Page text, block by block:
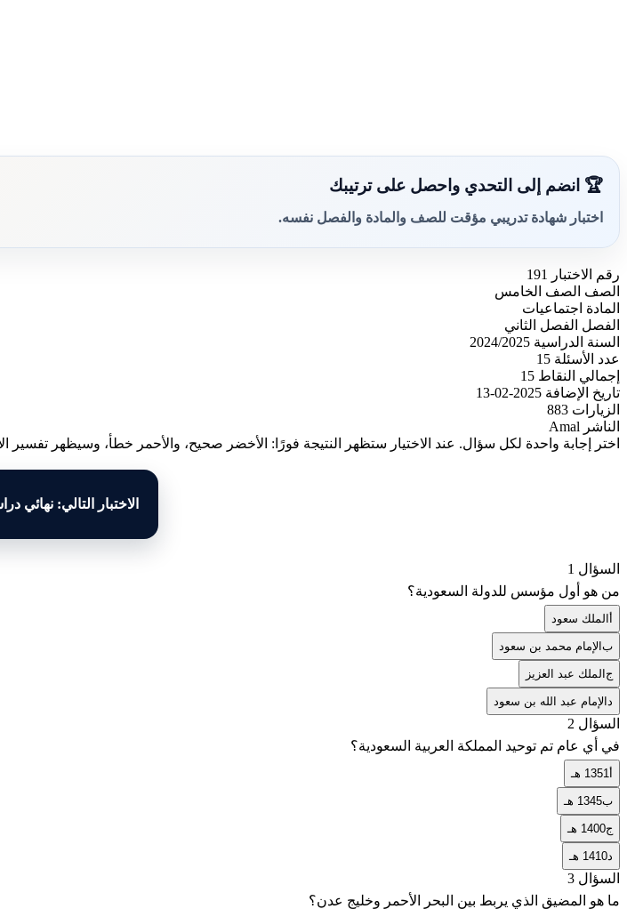
🏆 انضم إلى التحدي واحصل على ترتيبك
اختبار شهادة تدريبي مؤقت للصف والمادة والفصل نفسه.
رقم الاختبار
191
الصف الصف الخامس
المادة اجتماعيات
الفصل الفصل الثاني
السنة الدراسية 2024/2025
عدد الأسئلة 15
إجمالي النقاط 15
تاريخ الإضافة 2025-02-13
الزيارات 883
الناشر Amal
اختر إجابة واحدة لكل سؤال. عند الاختيار ستظهر النتيجة فورًا: الأخضر صحيح، والأحمر خطأ، وسيظهر تفسير
الاختبار التالي: نهائي
السؤال 1
من هو أول مؤسس للدولة السعودية؟
أ الملك سعود
ب الإمام محمد بن سعود
ج الملك عبد العزيز
د الإمام عبد الله بن سعود
السؤال 2
في أي عام تم توحيد المملكة العربية السعودية؟
أ 1351 هـ
ب1345 هـ
ج1400 هـ
د1410 هـ
السؤال 3
ما هو المضيق الذي يربط بين البحر الأحمر وخليج عدن؟